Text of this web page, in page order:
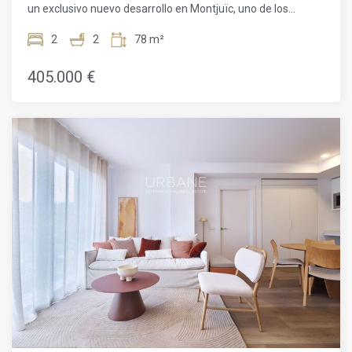
costes relacionados con la hipoteca (si procede).
un exclusivo nuevo desarrollo en Montjuïc, uno de los
Ubicada en la 3ª planta, esta vivienda cuidadosamente
perfectamente complementado por un balcón privado
donde podrás disfrutar del aire fresco y vistas abiertas.El
pequeñas familias o quienes buscan un espacio flexible
para oficina en casa. La distribución está pensada para
maximizar la luz y la funcionalidad, creando un ambiente
luminoso y acogedor en todo el hogar.Los residentes del
complejo disfrutan de unas instalaciones comunes
excepcionales, entre las que se incluyen una espectacular
terraza en la azotea con piscina y un gimnasio totalmente
equipado, el lugar perfecto para relajarse, socializar o
mantenerse activo mientras se disfruta de unas vistas
panorámicas de la ciudad. También hay disponible una
plaza de aparcamiento opcional.Situada en el corazón de
Montjuïc, la ubicación ofrece una combinación única de
naturaleza, cultura y comodidad urbana. Desde
exuberantes parques verdes y monumentos históricos
hasta un fácil acceso al centro de la ciudad y la zona del
2 2 78 m²
405.000 €